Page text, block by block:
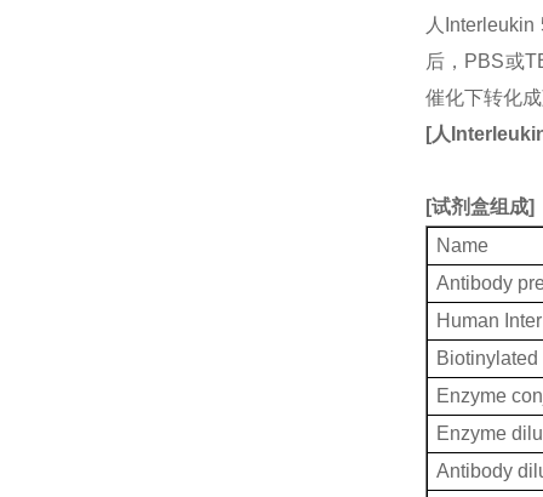
人
后，PBS或
催化下转化
[人
[试剂盒组成]
Name
Antibody
Human
Enzyme
Enzyme
Antibody